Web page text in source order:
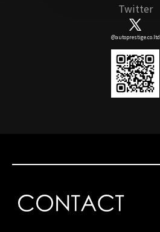
Twitter
@autoprestige.co.ltd